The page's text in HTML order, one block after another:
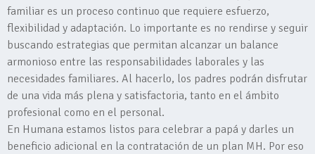
familiar es un proceso continuo que requiere esfuerzo,
flexibilidad y adaptación. Lo importante es no rendirse y seguir
buscando estrategias que permitan alcanzar un balance
armonioso entre las responsabilidades laborales y las
necesidades familiares. Al hacerlo, los padres podrán disfrutar
de una vida más plena y satisfactoria, tanto en el ámbito
profesional como en el personal.
En Humana estamos listos para celebrar a papá y darles un
beneficio adicional en la contratación de un plan MH. Por eso